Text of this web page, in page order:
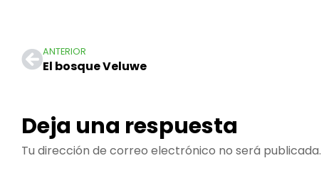
ANTERIOR
El bosque Veluwe
Deja una respuesta
Tu dirección de correo electrónico no será publicada.